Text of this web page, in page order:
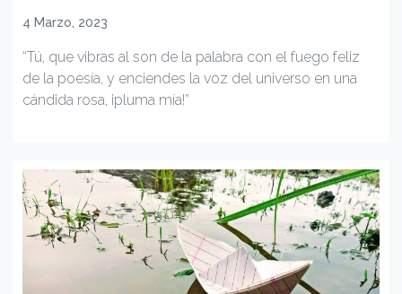
4 Marzo, 2023
“Tú, que vibras al son de la palabra con el fuego feliz
de la poesía, y enciendes la voz del universo en una
cándida rosa, ¡pluma mía!”